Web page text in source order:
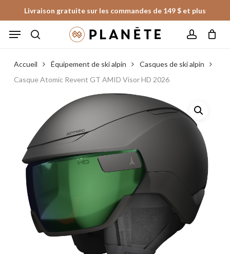
to
main
Livraison gratuite sur les commandes de 149 $ et plus
Menu
Fermer
le
panier
Accueil Équipement de ski alpin
Casques de ski alpin
Casque Atomic Revent GT AMID Visor HD 2026